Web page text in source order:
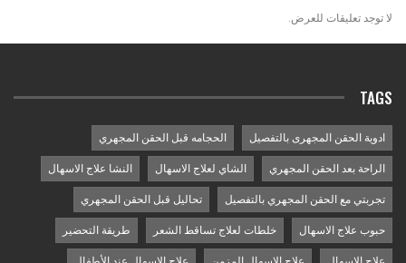
لا توجد تعليقات للعرض.
TAGS
ادوية الحقن المجهرى بالتفصيل الحجامه قبل الحقن المجهري
الراحة بعد الحقن المجهري الشاي لعلاج الاسهال النشا علاج الاسهال
تجربتي مع الحقن المجهري بالتفصيل تحاليل قبل الحقن المجهري
حبوب علاج الاسهال خلطات لعلاج تساقط الشعر طريقة التحضير